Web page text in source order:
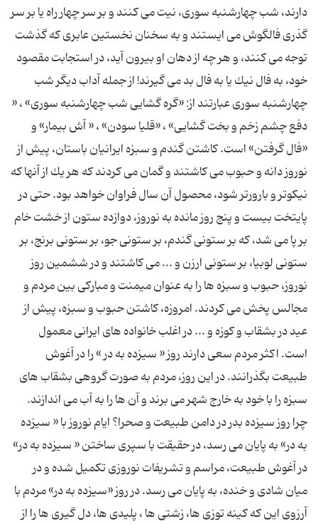
دارند، شب چهارشنبه سوری، نیت می كنند و بر سر چهار راه یا بر سر
گذری فالگوش می ایستند و به سخنان نخستین عابری كه گذشت
توجه می كنند، و هر چه از دهان او بیرون آید، در استجابت مقصود
خود، به فال نیك یا به فال بد می گیرند! از جمله آداب دیگر شب
چهارشنبه سوری عبارتند از: «گره گشایی شب چهارشنبه سوری» ، «
دفع چشم زخم و بخت گشایی» ، «قلیا سودن» ، « آش بیمار» و
«فال گرفتن» است. كاشتن گندم و سبزه ایرانیان باستان، پیش از
نوروز دانه و حبوب می كاشتند و گمان می كردند كه هر یك از آنها كه
نیكوتر و بارورتر شود، محصول آن سال فراوان خواهد بود. حتی در
پایتخت بیست و پنج روز مانده به نوروز، دوازده ستون از خشت خام
بر پا می شد، كه بر ستونی گندم، بر ستونی جو، بر ستونی برنج، بر
ستونی لوبیا، بر ستونی ارزن و ... می كاشتند و در ششمین روز
نوروز، حبوب و سبزه ها را به عنوان میمنت و مباركی بین مردم و
مجالس پخش می كردند. امروزه، كاشتن حبوب و سبزه، پیش از
عید در بشقاب و كوزه و ... در اغلب خانواده های ایرانی معمول
است. اكثر مردم سعی دارند روز « سیزده به در » را در آغوش
طبیعت بگذرانند. در این روز، مردم به صورت گروهی بشقاب های
سبزه را با خود به خارج شهر می برند و آن ها را به آب می اندازند.
چرا روز سیزده بدر در دامن طبیعت و صحرا؟ ایام نوروز با « سیزده
به در» به پایان می رسد، در حقیقت با سپری ساختن « سیزده به در»
در ‎آغوش طبیعت، مراسم و تشریفات نوروزی تكمیل شده و در
میان شادی و خنده، به پایان می رسد. در روز «سیزده به در» مردم با
آرزوی این كه كینه توزی ها، زشتی ها ، پلیدی ها، دل گیری ها را از